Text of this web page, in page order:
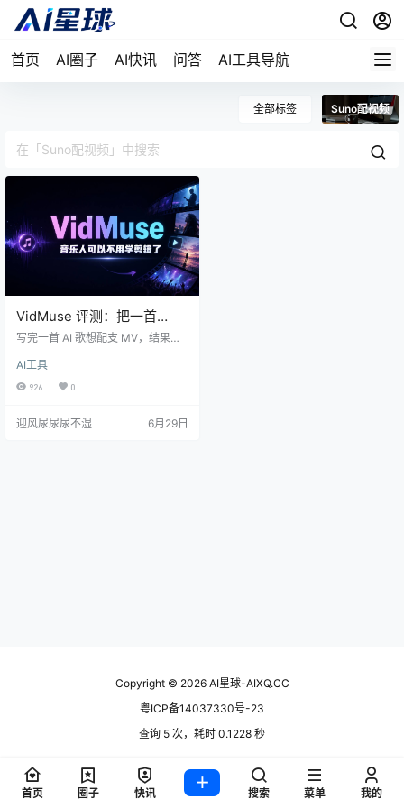
首页 AI圈子 AI快讯 问答 AI工具导航
全部标签 Suno配视频
VidMuse 评测：把一首
Suno 歌丢进去，它真能还你
写完一首 AI 歌想配支 MV，结果在
想做的，是让你只丢一个 Suno 链接
进去，剩下分镜、运镜、剪辑全交
0 到 60 秒的成片几分钟搞定。听起
AI工具
926 0
迎风尿尿尿不湿 6月29日
Copyright © 2026AI星球-AIXQ.CC
粤ICP备14037330号-23
查询 5 次，耗时 0.1228 秒
首页 圈子 快讯 搜索 菜单 我的